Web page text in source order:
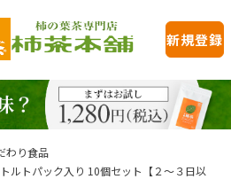
新規登録
わり食品
ルトパック入り 10個セット【２～３日以